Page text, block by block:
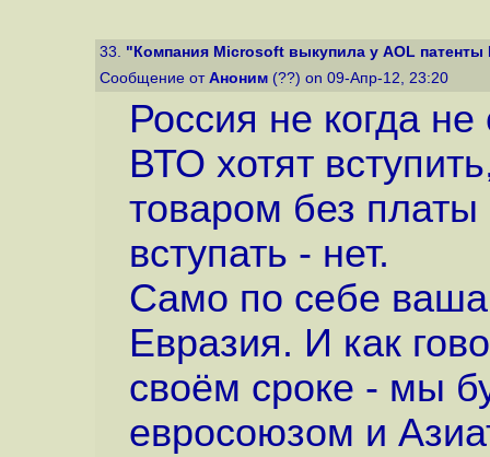
33. "Компания Microsoft выкупила у AOL патенты
Сообщение от Аноним (??) on 09-Апр-12, 23:20
Россия не когда
ВТО хотят
товаром без
вступать - нет.
Само по себе
Евразия. И как
своём сроке - мы
евросоюзом и